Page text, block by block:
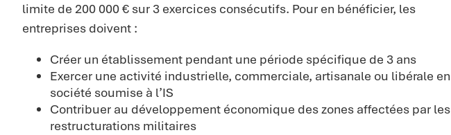
limite de 200 000 € sur 3 exercices consécutifs. Pour en bénéficier, les
entreprises doivent :
Créer un établissement pendant une période spécifique de 3 ans
Exercer une activité industrielle, commerciale, artisanale ou libérale en
société soumise à l’IS
Contribuer au développement économique des zones affectées par les
restructurations militaires